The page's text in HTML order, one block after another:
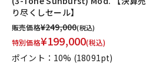
り尽くしセール】
販売価格¥249,000(税込)
特別価格¥199,000(税込)
ポイント：10% (18091pt)